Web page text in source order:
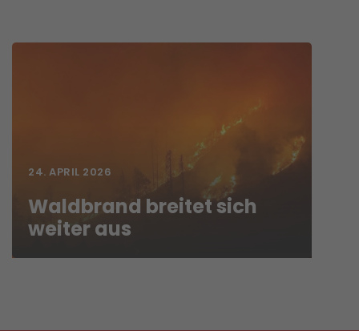
24. APRIL 2026
Waldbrand breitet sich
weiter aus